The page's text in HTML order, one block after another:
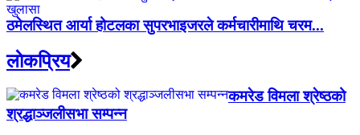
ठमेलस्थित आर्या होटलका सुपरभाइजरले कर्मचारीमाथि चरम...
लाेकप्रिय
कमरेड विमला श्रेष्ठको
श्रद्धाञ्जलीसभा सम्पन्न